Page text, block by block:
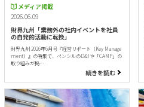
メディア掲載
2026.06.09
財界九州「業務外の社内イベントを社員
の自発的活動に転換」
財界九州 2026年6月号『経営リポート（Key Manage
ment）』の特集で、ペンシルのD&Iや「CAMP」の
取り組みが掲…
続きを読む